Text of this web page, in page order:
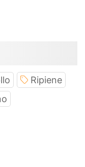
Ripiene